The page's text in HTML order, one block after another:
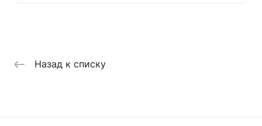
Назад к списку